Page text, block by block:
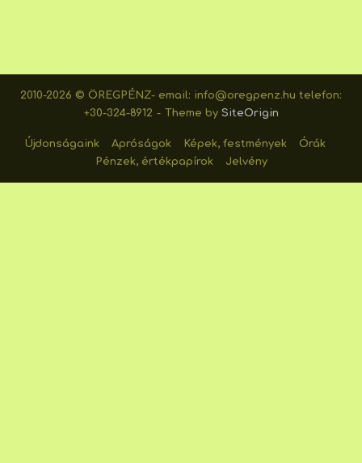
2010-2026 © ÖREGPÉNZ- email: info@oregpenz.hu telefon:
+30-324-8912
Theme by SiteOrigin
Újdonságaink Apróságok Képek, festmények
Órák
Pénzek, értékpapírok
Jelvény